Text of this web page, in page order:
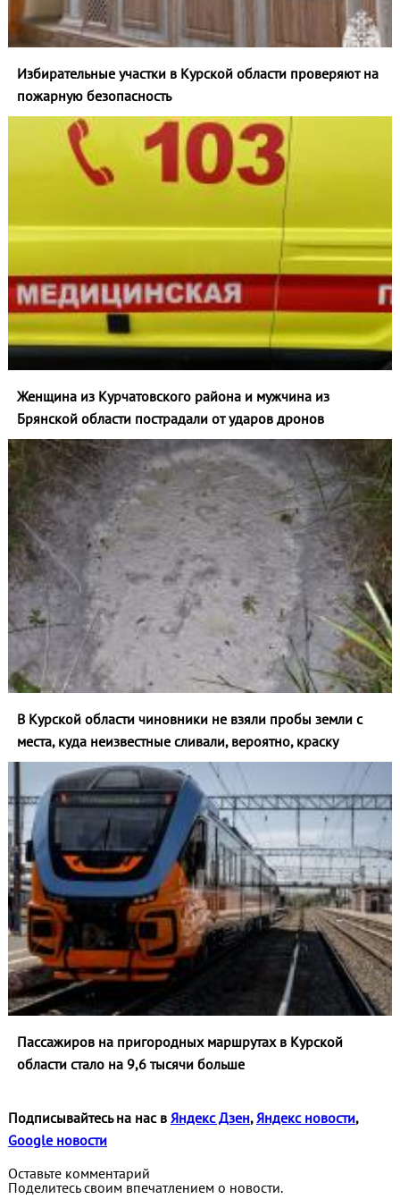
Избирательные участки в Курской области проверяют на
пожарную безопасность
Женщина из Курчатовского района и мужчина из
Брянской области пострадали от ударов дронов
В Курской области чиновники не взяли пробы земли с
места, куда неизвестные сливали, вероятно, краску
Пассажиров на пригородных маршрутах в Курской
области стало на 9,6 тысячи больше
Подписывайтесь на нас в Яндекс Дзен, Яндекс новости,
Google новости
Оставьте комментарий
Поделитесь своим впечатлением о новости.